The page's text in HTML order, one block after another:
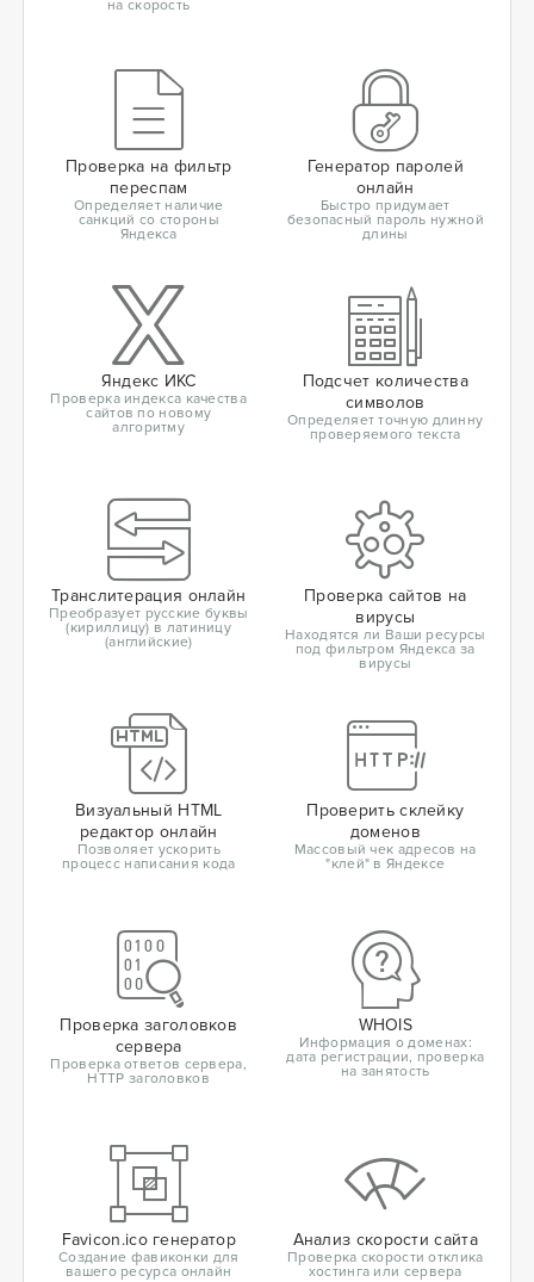
на скорость
Проверка на фильтр
переспам
Определяет наличие
санкций со стороны
Яндекса
Генератор паролей
онлайн
Быстро придумает
безопасный пароль нужной
длины
Яндекс ИКС
Проверка индекса качества
сайтов по новому
алгоритму
Подсчет количества
символов
Определяет точную длинну
проверяемого текста
Транслитерация онлайн
Преобразует русские буквы
(кириллицу) в латиницу
(английские)
Проверка сайтов на
вирусы
Находятся ли Ваши ресурсы
под фильтром Яндекса за
вирусы
Визуальный HTML
редактор онлайн
Позволяет ускорить
процесс написания кода
Проверить склейку
доменов
Массовый чек адресов на
"клей" в Яндексе
Проверка заголовков
сервера
Проверка ответов сервера,
HTTP заголовков
WHOIS
Информация о доменах:
дата регистрации, проверка
на занятость
Favicon.ico генератор
Создание фавиконки для
вашего ресурса онлайн
Анализ скорости сайта
Проверка скорости отклика
хостинга или сервера